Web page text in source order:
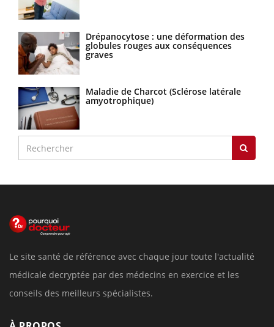
Drépanocytose : une déformation des
globules rouges aux conséquences
graves
Maladie de Charcot (Sclérose latérale
amyotrophique)
Le site santé de référence avec chaque jour toute l'actualité
médicale decryptée par des médecins en exercice et les
conseils des meilleurs spécialistes.